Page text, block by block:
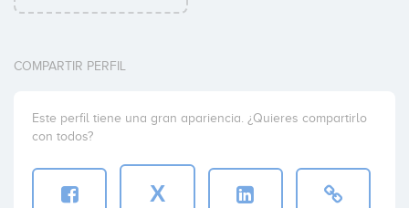
COMPARTIR PERFIL
Este perfil tiene una gran apariencia. ¿Quieres compartirlo
con todos?
X